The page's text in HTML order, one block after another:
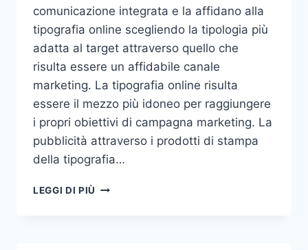
comunicazione integrata e la affidano alla
tipografia online scegliendo la tipologia più
adatta al target attraverso quello che
risulta essere un affidabile canale
marketing. La tipografia online risulta
essere il mezzo più idoneo per raggiungere
i propri obiettivi di campagna marketing. La
pubblicità attraverso i prodotti di stampa
della tipografia…
LEGGI DI PIÙ VUOI